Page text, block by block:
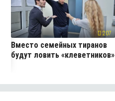
207
Вместо семейных тиранов
будут ловить «клеветников»